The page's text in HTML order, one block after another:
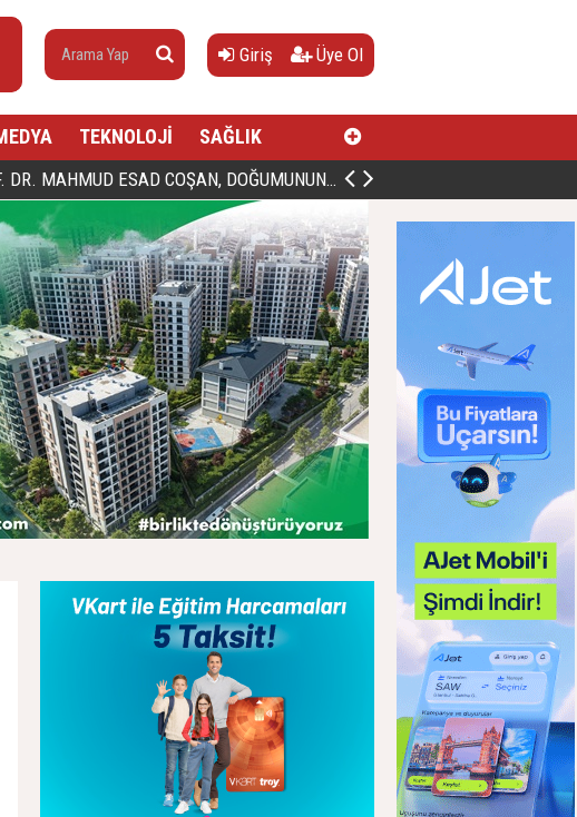
Giriş Üye Ol
TEKNOLOJİ SAĞLIK
MAHMUD ESAD COŞAN, DOĞUMUNUN HİCRÎ 91. YILINDA ELAZIĞ'DA YÂD EDİLECEK